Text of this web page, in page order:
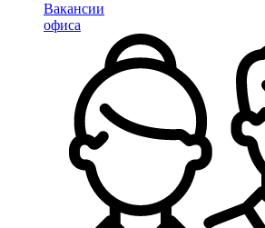
Вакансии
офиса